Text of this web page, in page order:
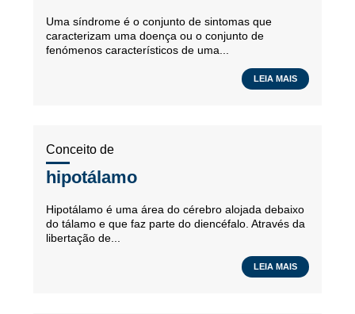
Uma síndrome é o conjunto de sintomas que
caracterizam uma doença ou o conjunto de
fenómenos característicos de uma...
LEIA MAIS
Conceito de
hipotálamo
Hipotálamo é uma área do cérebro alojada debaixo
do tálamo e que faz parte do diencéfalo. Através da
libertação de...
LEIA MAIS